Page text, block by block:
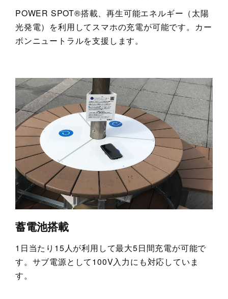
POWER SPOT®搭載、再生可能エネルギー（太陽
光発電）を利用してスマホの充電が可能です。カー
ボンニュートラルを支援します。
蓄電池搭載
1日当たり15人が利用して最大5日間充電が可能で
す。サブ電源として100V入力にも対応していま
す。